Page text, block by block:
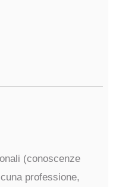
(conoscenze
professione,